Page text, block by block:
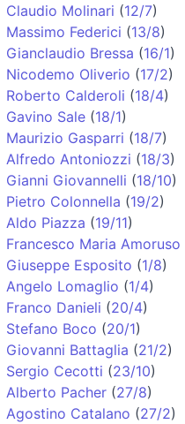
Claudio Molinari (12/7)
Massimo Federici (13/8)
Gianclaudio Bressa (16/1)
Nicodemo Oliverio (17/2)
Roberto Calderoli (18/4)
Gavino Sale (18/1)
Maurizio Gasparri (18/7)
Alfredo Antoniozzi (18/3)
Gianni Giovannelli (18/10)
Pietro Colonnella (19/2)
Aldo Piazza (19/11)
Francesco Maria Amoruso
Giuseppe Esposito (1/8)
Angelo Lomaglio (1/4)
Franco Danieli (20/4)
Stefano Boco (20/1)
Giovanni Battaglia (21/2)
Sergio Cecotti (23/10)
Alberto Pacher (27/8)
Agostino Catalano (27/2)